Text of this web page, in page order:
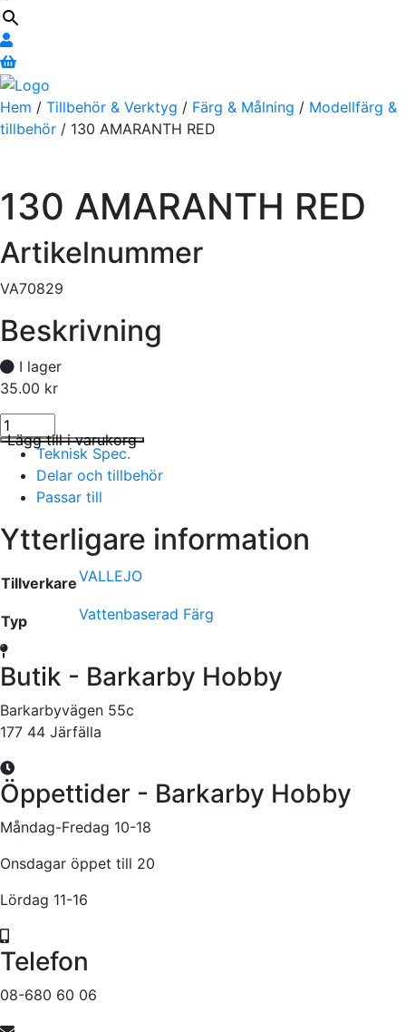
Hem / Tillbehör & Verktyg / Färg & Målning / Modellfärg &
tillbehör / 130 AMARANTH RED
130 AMARANTH RED
Artikelnummer
VA70829
Beskrivning
I lager
35.00 kr
I lager
130 AMARANTH RED mängd
Lägg till i varukorg
Teknisk Spec.
Delar och tillbehör
Passar till
Ytterligare information
TillverkareVALLEJO
Typ Vattenbaserad Färg
Butik - Barkarby Hobby
Barkarbyvägen 55c
177 44 Järfälla
Öppettider - Barkarby Hobby
Måndag-Fredag 10-18
Onsdagar öppet till 20
Lördag 11-16
Telefon
08-680 60 06